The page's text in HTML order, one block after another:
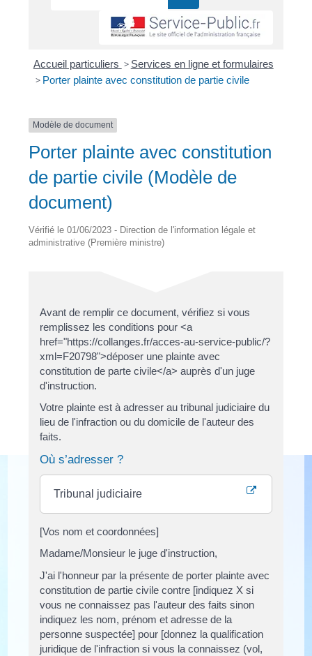
Accueil particuliers > Services en ligne et formulaires
> Porter plainte avec constitution de partie civile
Modèle de document
Porter plainte avec constitution
de partie civile (Modèle de
document)
Vérifié le 01/06/2023 - Direction de l'information légale et
administrative (Première ministre)
Avant de remplir ce document, vérifiez si vous
remplissez les conditions pour <a
href="https://collanges.fr/acces-au-service-public/?
xml=F20798">déposer une plainte avec
constitution de parte civile</a> auprès d'un juge
d'instruction.
Votre plainte est à adresser au tribunal judiciaire du
lieu de l'infraction ou du domicile de l'auteur des
faits.
Où s’adresser ?
Tribunal judiciaire
[Vos nom et coordonnées]
Madame/Monsieur le juge d'instruction,
J'ai l'honneur par la présente de porter plainte avec
constitution de partie civile contre [indiquez X si
vous ne connaissez pas l'auteur des faits sinon
indiquez les nom, prénom et adresse de la
personne suspectée] pour [donnez la qualification
juridique de l'infraction si vous la connaissez (vol,